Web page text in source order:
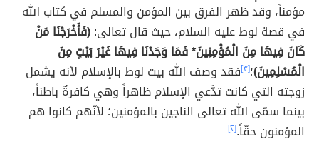
مؤمناً، وقد ظهر الفرق بين المؤمن والمسلم في كتاب الله
في قصة لوط عليه السلام، حيث قال تعالى:(فَأَخْرَجْنَا مَنْ
كَانَ فِيهَا مِنَ الْمُؤْمِنِينَ* فَمَا وَجَدْنَا فِيهَا غَيْرَ بَيْتٍ مِنَ
الْمُسْلِمِينَ)؛[٣] فقد وصف الله بيت لوط بالإسلام لأنه يشمل
زوجته التي كانت تدَّعي الإسلام ظاهراً وهي كافرةٌ باطناً،
بينما سمّى الله تعالى الناجين بالمؤمنين؛ لأنّهم كانوا هم
المؤمنون حقّاً.[٢]